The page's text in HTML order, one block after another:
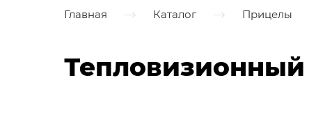
Главная Каталог Прицелы
Тепловизионный